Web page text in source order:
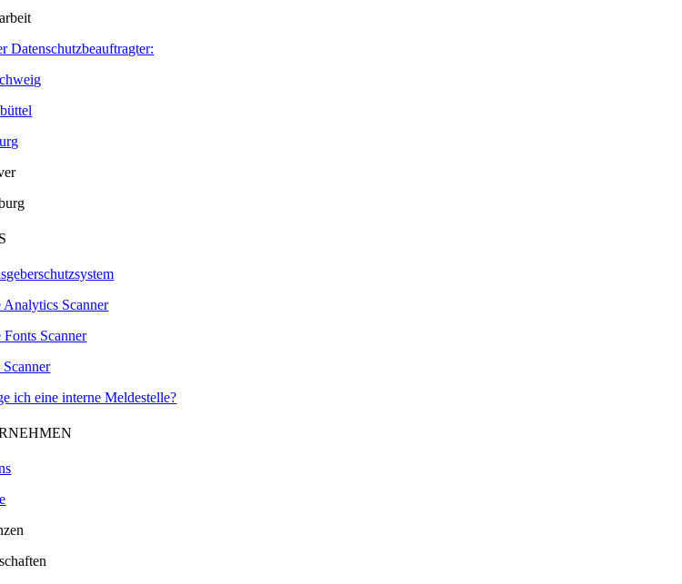
Datenschutzbeauftragter:
Analytics Scanner
Fonts Scanner
ich eine interne Meldestelle?